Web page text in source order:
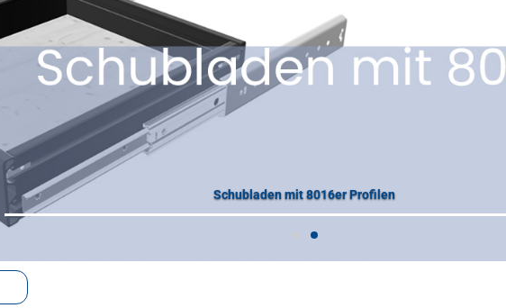
Schubladen mit 8016er Profilen